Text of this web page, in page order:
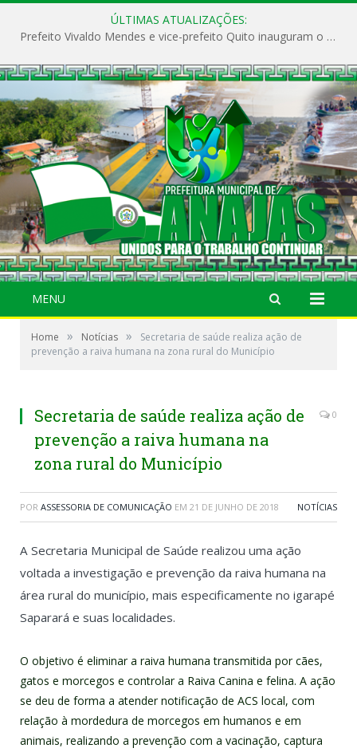
ÚLTIMAS ATUALIZAÇÕES:
Prefeito Vivaldo Mendes e vice-prefeito Quito inauguram o CAPS e fortalecem a saúde pública em Anajás.
MENU
Home » Notícias »
Secretaria de saúde realiza ação de
prevenção a raiva humana na zona rural do Município
Secretaria de saúde realiza ação de
prevenção a raiva humana na
zona rural do Município
0
POR ASSESSORIA DE COMUNICAÇÃO EM 21 DE JUNHO DE 2018 NOTÍCIAS
A Secretaria Municipal de Saúde realizou uma ação
voltada a investigação e prevenção da raiva humana na
área rural do município, mais especificamente no igarapé
Saparará e suas localidades.
O objetivo é eliminar a raiva humana transmitida por cães,
gatos e morcegos e controlar a Raiva Canina e felina. A ação
se deu de forma a atender notificação de ACS local, com
relação à mordedura de morcegos em humanos e em
animais, realizando a prevenção com a vacinação, captura